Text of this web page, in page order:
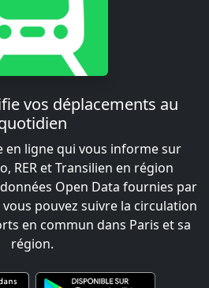
vos déplacements au
en ligne qui vous informe sur
RER et Transilien en région
Open Data fournies par
pouvez suivre la circulation
en commun dans Paris et sa
région.